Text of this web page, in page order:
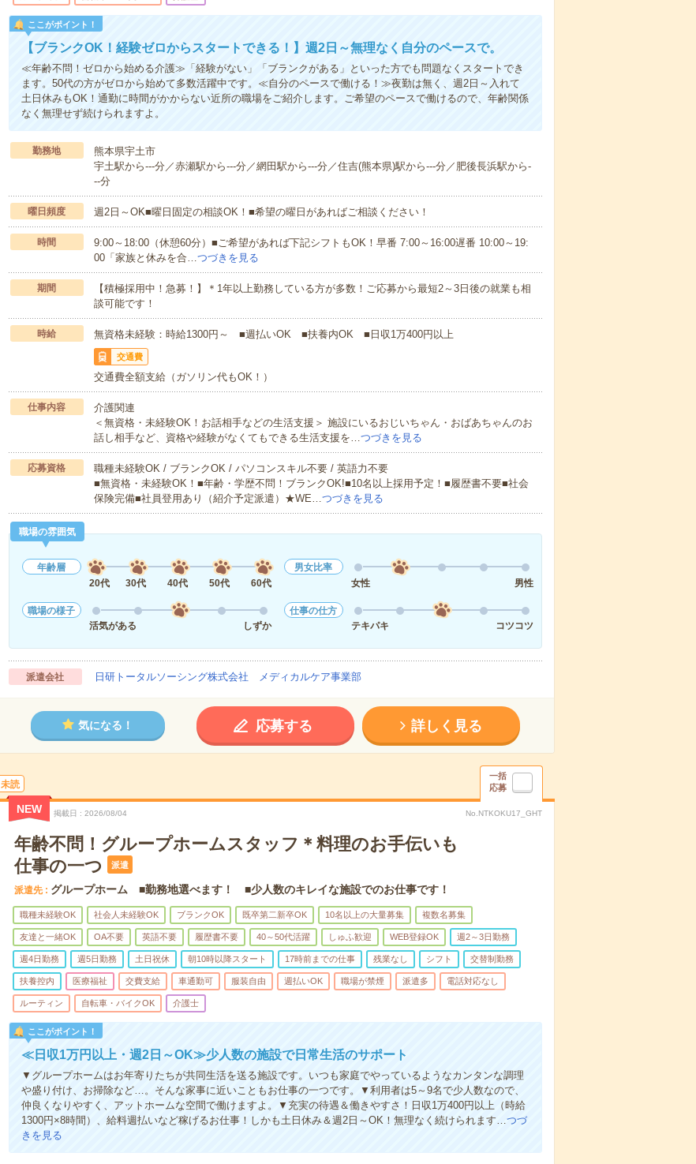
ここがポイント！
【ブランクOK！経験ゼロからスタートできる！】週2日～無理なく自分のペースで。
≪年齢不問！ゼロから始める介護≫「経験がない」「ブランクがある」といった方でも問題なくスタートでき
ます。50代の方がゼロから始めて多数活躍中です。≪自分のペースで働ける！≫夜勤は無く、週2日～入れて
土日休みもOK！通勤に時間がかからない近所の職場をご紹介します。ご希望のペースで働けるので、年齢関係
なく無理せず続けられますよ。
勤務地
熊本県宇土市
宇土駅から---分／赤瀬駅から---分／網田駅から---分／住吉(熊本県)駅から---分／肥後長浜駅から-
--分
曜日頻度 週2日～OK■曜日固定の相談OK！■希望の曜日があればご相談ください！
時間
9:00～18:00（休憩60分）■ご希望があれば下記シフトもOK！早番 7:00～16:00遅番 10:00～19:
00「家族と休みを合…つづきを見る
期間
【積極採用中！急募！】＊1年以上勤務している方が多数！ご応募から最短2～3日後の就業も相
談可能です！
時給 無資格未経験：時給1300円～ ■週払いOK ■扶養内OK ■日収1万400円以上
交通費
交通費全額支給（ガソリン代もOK！）
仕事内容
介護関連
＜無資格・未経験OK！お話相手などの生活支援＞ 施設にいるおじいちゃん・おばあちゃんのお
話し相手など、資格や経験がなくてもできる生活支援を…つづきを見る
応募資格
職種未経験OK / ブランクOK / パソコンスキル不要 / 英語力不要
■無資格・未経験OK！■年齢・学歴不問！ブランクOK!■10名以上採用予定！■履歴書不要■社会
保険完備■社員登用あり（紹介予定派遣）★WE…つづきを見る
職場の雰囲気
年齢層
20代
30代 40代 50代 60代
男女比率
女性
男性
職場の様子
活気がある
しずか
仕事の仕方
テキパキ
コツコツ
派遣会社 日研トータルソーシング株式会社 メディカルケア事業部
気になる！ 応募する 詳しく見る
未読
一括
応募
NEW 掲載日 2026/08/04 No.NTKOKU17_GHT
年齢不問！グループホームスタッフ＊料理のお手伝いも
仕事の一つ
派遣
派遣先 グループホーム ■勤務地選べます！ ■少人数のキレイな施設でのお仕事です！
職種未経験OK 社会人未経験OK ブランクOK 既卒第二新卒OK 10名以上の大量募集 複数名募集
友達と一緒OK OA不要 英語不要 履歴書不要 40～50代活躍 しゅふ歓迎 WEB登録OK 週2～3日勤務
週4日勤務 週5日勤務 土日祝休 朝10時以降スタート 17時前までの仕事 残業なし シフト 交替制勤務
扶養控内 医療福祉 交費支給 車通勤可 服装自由 週払いOK 職場が禁煙 派遣多 電話対応なし
ルーティン 自転車・バイクOK 介護士
ここがポイント！
≪日収1万円以上・週2日～OK≫少人数の施設で日常生活のサポート
▼グループホームはお年寄りたちが共同生活を送る施設です。いつも家庭でやっているようなカンタンな調理
や盛り付け、お掃除など…。そんな家事に近いこともお仕事の一つです。▼利用者は5～9名で少人数なので、
仲良くなりやすく、アットホームな空間で働けますよ。▼充実の待遇＆働きやすさ！日収1万400円以上（時給
1300円×8時間）、給料週払いなど稼げるお仕事！しかも土日休み＆週2日～OK！無理なく続けられます…つづ
きを見る